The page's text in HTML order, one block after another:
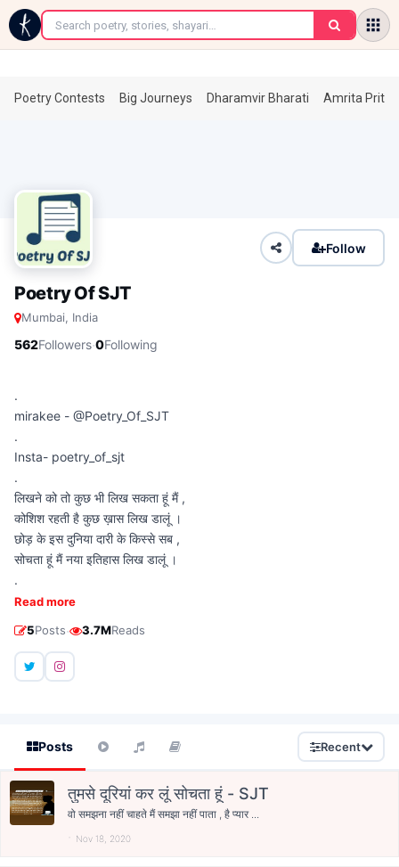
←
Poetry Contests Big Journeys Dharamvir Bharati Amrita
Follow
Poetry Of SJT
Mumbai, India
562Followers·0Following
.
mirakee - @Poetry_Of_SJT
.
Insta- poetry_of_sjt
.
लिखने को तो कुछ भी लिख सकता हूं मैं ,
कोशिश रहती है कुछ ख़ास लिख डालूं ।
छोड़ के इस दुनिया दारी के किस्से सब ,
सोचता हूं मैं नया इतिहास लिख डालूं ।
.
Read more
5Posts· 3.7MReads
Posts Recent
तुमसे दूरियां कर लूं सोचता हूं - SJT
वो समझना नहीं चाहते मैं समझा नहीं पाता , है प्यार ...
Nov 18, 2020